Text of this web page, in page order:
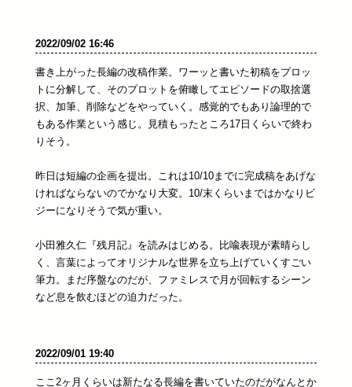
2022/09/02 16:46
書き上がった長編の改稿作業。ワーッと書いた初稿をプロッ
トに分解して、そのプロットを俯瞰してエピソードの取捨選
択、加筆、削除などをやっていく。感覚的でもあり論理的で
もある作業という感じ。見積もったところ17日くらいで終わ
りそう。
昨日は短編の企画を提出。これは10/10までに完成稿をあげな
ければならないのでかなり大変。10/末くらいまではかなりビ
ジーになりそうで気が重い。
小田雅久仁『残月記』を読みはじめる。比喩表現が素晴らし
く、言葉によってオリジナルな世界を立ち上げていくすごい
筆力。まだ序盤なのだが、ファミレスで月が回転するシーン
など息を飲むほどの迫力だった。
2022/09/01 19:40
ここ2ヶ月くらいは新たなる長編を書いていたのだがなんとか